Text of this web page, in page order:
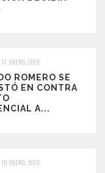
ENERO, 2019
ROMERO SE
EN CONTRA
A...
ENERO, 2019